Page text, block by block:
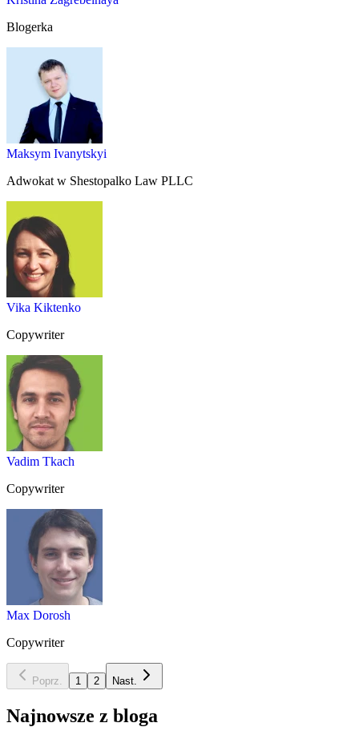
Blogerka
Maksym Ivanytskyi
Adwokat w Shestopalko Law PLLC
Vika Kiktenko
Copywriter
Vadim Tkach
Copywriter
Max Dorosh
Copywriter
Poprz. 1 2 Nast.
Najnowsze z bloga